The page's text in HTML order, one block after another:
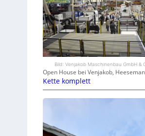
Bild: Venjakob Maschinenbau GmbH &
Open House bei Venjakob,
Kette komplett